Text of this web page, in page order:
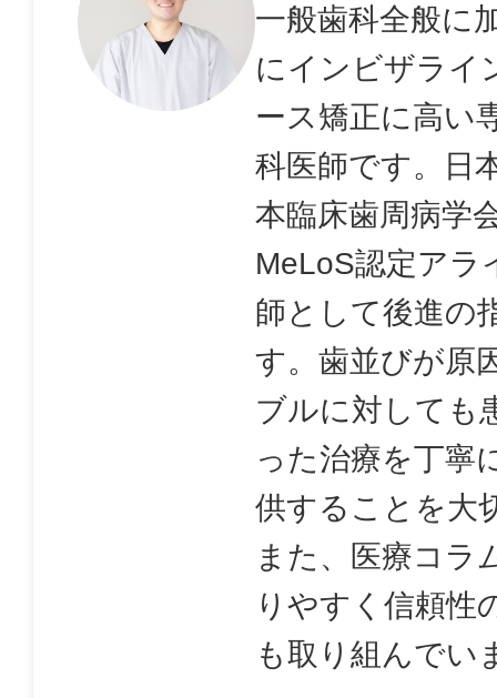
一般歯科全般に
にインビザライ
ース矯正に高い
科医師です。日
本臨床歯周病学
MeLoS認定アラ
師として後進の
す。歯並びが原
ブルに対しても
った治療を丁寧
供することを大
また、医療コラ
りやすく信頼性
も取り組んでい